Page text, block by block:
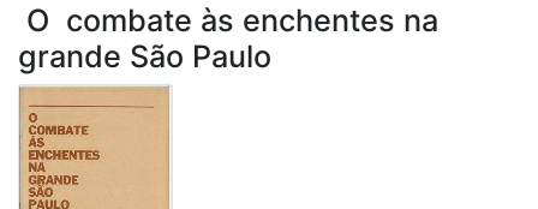
Repositório
Doações/Aquisições
Fale Conosco
O combate às enchentes na
grande São Paulo